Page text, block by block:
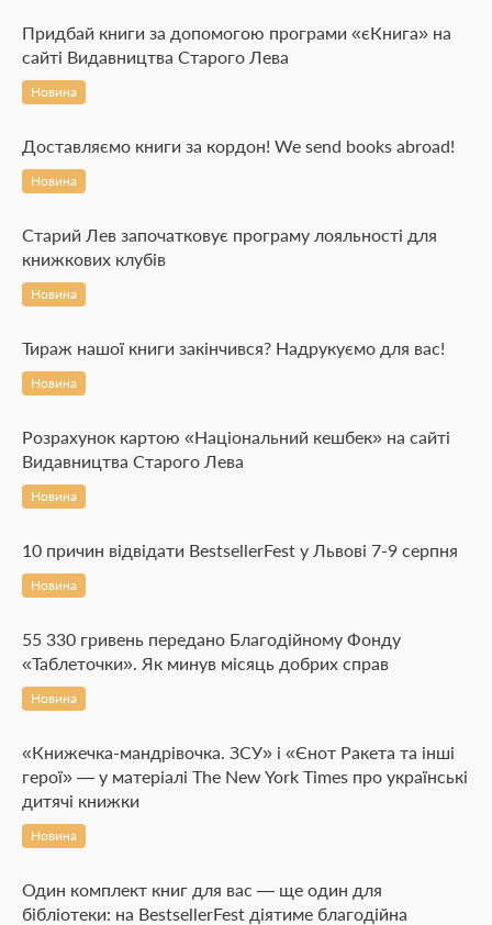
Придбай книги за допомогою програми «єКнига» на
сайті Видавництва Старого Лева
Новина
Доставляємо книги за кордон! We send books abroad!
Новина
Старий Лев започатковує програму лояльності для
книжкових клубів
Новина
Тираж нашої книги закінчився? Надрукуємо для вас!
Новина
Розрахунок картою «Національний кешбек» на сайті
Видавництва Старого Лева
Новина
10 причин відвідати BestsellerFest у Львові 7-9 серпня
Новина
55 330 гривень передано Благодійному Фонду
«Таблеточки». Як минув місяць добрих справ
Новина
«Книжечка-мандрівочка. ЗСУ» і «Єнот Ракета та інші
герої» — у матеріалі The New York Times про українські
дитячі книжки
Новина
Один комплект книг для вас — ще один для
бібліотеки: на BestsellerFest діятиме благодійна